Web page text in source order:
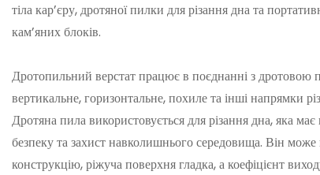
тіла кар’єру, дротяної пилки для різання дна та
кам’яних блоків.
Дротопильний верстат працює в поєднанні з дротовою
вертикальне, горизонтальне, похиле та інші напрямки
Дротяна пила використовується для різання дна, яка
безпеку та захист навколишнього середовища. Він
конструкцію, ріжуча поверхня гладка, а коефіцієнт